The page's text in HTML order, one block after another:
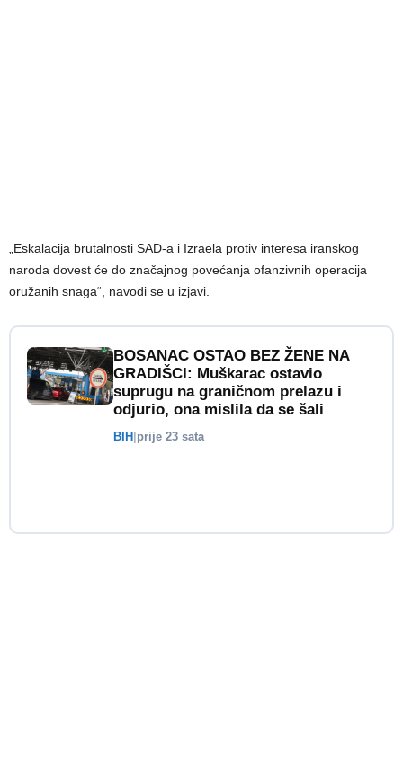
„Eskalacija brutalnosti SAD-a i Izraela protiv interesa iranskog
naroda dovest će do značajnog povećanja ofanzivnih operacija
oružanih snaga“, navodi se u izjavi.
BOSANAC OSTAO BEZ ŽENE NA
GRADIŠCI: Muškarac ostavio
suprugu na graničnom prelazu i
odjurio, ona mislila da se šali
BIH prije 23 sata